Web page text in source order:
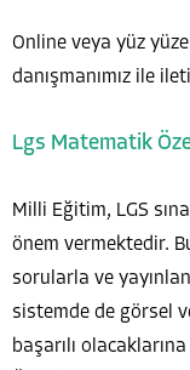
Online veya yüz
danışmanımız ile
Lgs Matematik
Milli Eğitim, LGS
önem vermektedir.
sorularla ve
sistemde de görsel
başarılı